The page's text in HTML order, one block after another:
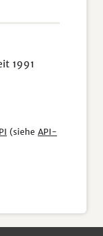
1991
(siehe API-